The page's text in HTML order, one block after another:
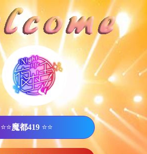
⭐⭐魔都419 ⭐⭐